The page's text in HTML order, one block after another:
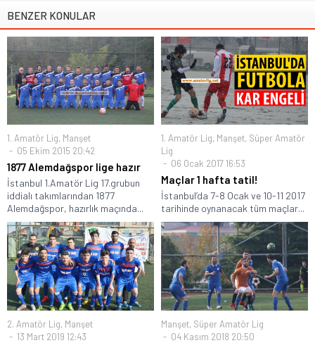
BENZER KONULAR
1. Amatör Lig, Manşet
05 Ekim 2015 20:42
1877 Alemdağspor lige hazır
İstanbul 1.Amatör Lig 17.grubun
iddialı takımlarından 1877
Alemdağspor, hazırlık maçında...
1. Amatör Lig, Manşet, Süper Amatör
Lig
06 Ocak 2017 16:53
Maçlar 1 hafta tatil!
İstanbul’da 7-8 Ocak ve 10-11 2017
tarihinde oynanacak tüm maçlar...
2. Amatör Lig, Manşet
13 Mart 2019 12:43
Manşet, Süper Amatör Lig
04 Kasım 2018 20:50